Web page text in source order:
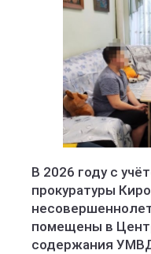
В 2026 году с
прокуратуры
помещены в
содержания